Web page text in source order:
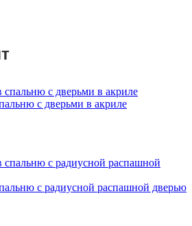
с дверьми в акриле
с радиусной распашной дверью